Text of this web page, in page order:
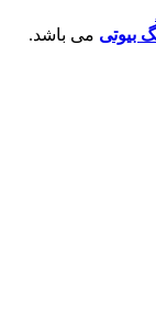
بیوتی می باشد.